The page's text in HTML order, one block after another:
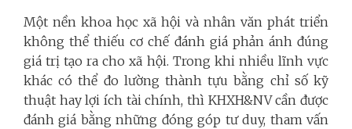
Một nền khoa học xã hội và nhân văn phát triển
không thể thiếu cơ chế đánh giá phản ánh đúng
giá trị tạo ra cho xã hội. Trong khi nhiều lĩnh vực
khác có thể đo lường thành tựu bằng chỉ số kỹ
thuật hay lợi ích tài chính, thì KHXH&NV cần được
đánh giá bằng những đóng góp tư duy, tham vấn